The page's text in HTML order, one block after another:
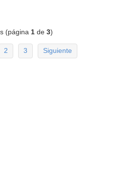
(página 1 de3)
2 3 Siguiente